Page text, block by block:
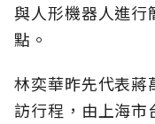
與人形機器人進行
點。
林奕華昨先代表蔣
訪行程，由上海市